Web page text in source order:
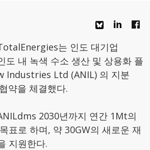
는 인도 대기업
내 녹색 수소 생산 및 상용화 플
Industries Ltd (ANIL) 의 지분
약을 체결했다.
2030년까지 연간 1Mt의
표로 하며, 약 30GW의 새로운 재
지원한다.